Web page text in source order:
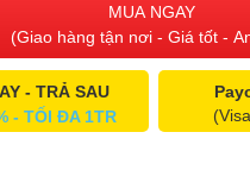
MUA NGAY
(Giao hàng tận nơi - Giá tốt -
- TRẢ SAU
- TỐI ĐA 1TR